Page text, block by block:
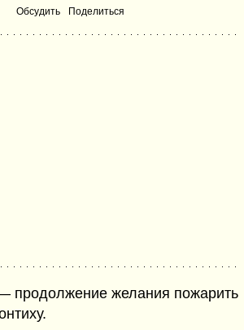
Обсудить Поделиться
продолжение желания пожарить